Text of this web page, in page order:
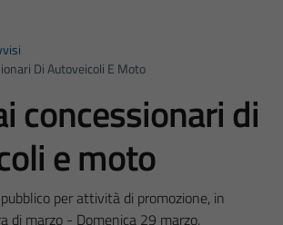
Di Autoveicoli E Moto
concessionari di
e moto
per attività di promozione, in
di marzo - Domenica 29 marzo.